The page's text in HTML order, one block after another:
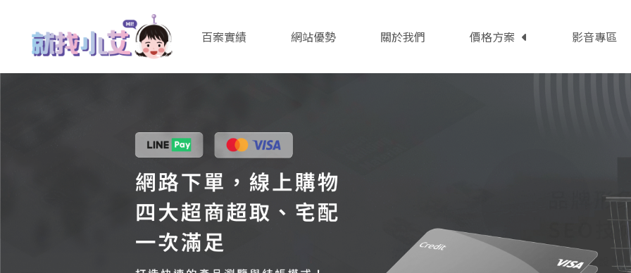
百案實績 網站優勢 關於我們 價格方案 影音專區